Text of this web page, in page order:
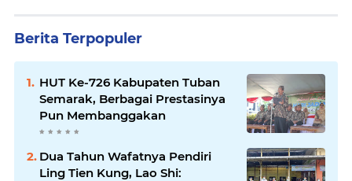
Berita Terpopuler
HUT Ke-726 Kabupaten Tuban
Semarak, Berbagai Prestasinya
Pun Membanggakan
Dua Tahun Wafatnya Pendiri
Ling Tien Kung, Lao Shi: